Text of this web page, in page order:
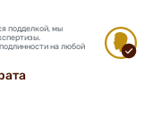
подделкой, мы
на любой